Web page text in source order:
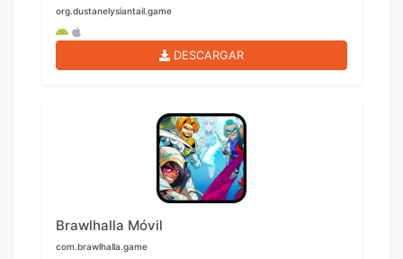
org.dustanelysiantail.game
DESCARGAR
Brawlhalla Móvil
com.brawlhalla.game